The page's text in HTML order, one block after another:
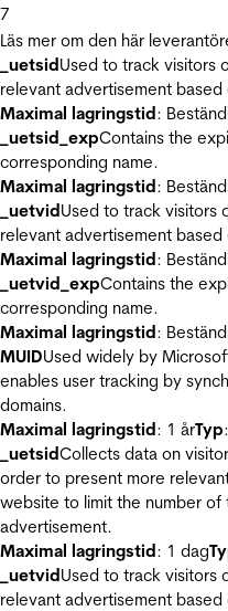
7
Läs mer om den här
_uetsidUsed to track visitors
relevant advertisement
Maximal lagringstid:
_uetsid_expContains the
corresponding name.
Maximal lagringstid:
_uetvidUsed to track visitors
relevant advertisement
Maximal lagringstid:
_uetvid_expContains the
corresponding name.
Maximal lagringstid:
MUIDUsed widely by
enables user tracking by
domains.
Maximal lagringstid: 1 årTyp
_uetsidCollects data on
order to present more
website to limit the number of
advertisement.
Maximal lagringstid: 1 dag
_uetvidUsed to track visitors
relevant advertisement